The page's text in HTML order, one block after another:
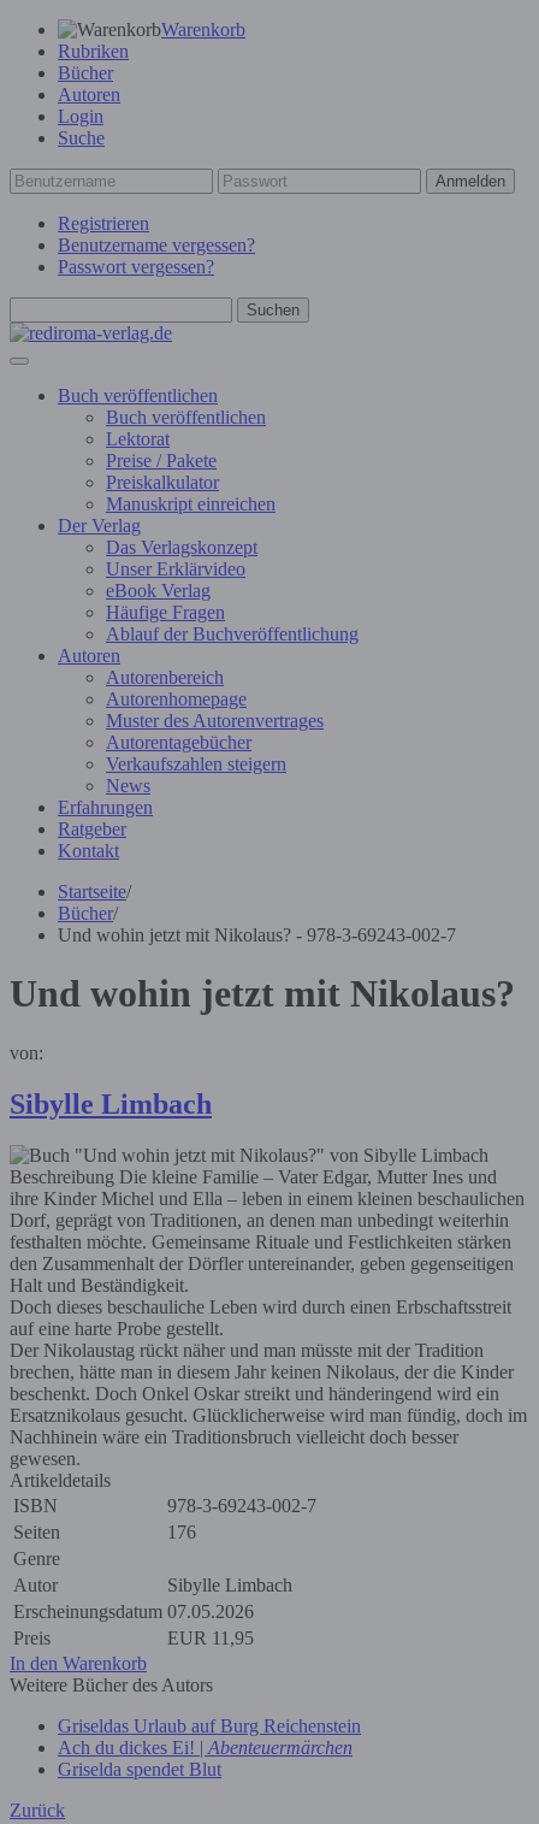
Warenkorb
Rubriken
Bücher
Autoren
Login
Suche
Anmelden
Registrieren
Benutzername vergessen?
Passwort vergessen?
Suchen
Buch veröffentlichen
Buch veröffentlichen
Lektorat
Preise / Pakete
Preiskalkulator
Manuskript einreichen
Der Verlag
Das Verlagskonzept
Unser Erklärvideo
eBook Verlag
Häufige Fragen
Ablauf der Buchveröffentlichung
Autoren
Autorenbereich
Autorenhomepage
Muster des Autorenvertrages
Autorentagebücher
Verkaufszahlen steigern
News
Erfahrungen
Ratgeber
Kontakt
Startseite/
Bücher/
Und wohin jetzt mit Nikolaus? - 978-3-69243-002-7
Und wohin jetzt mit Nikolaus?
von:
Sibylle Limbach
Beschreibung Die kleine Familie – Vater Edgar, Mutter Ines und
ihre Kinder Michel und Ella – leben in einem kleinen beschaulichen
Dorf, geprägt von Traditionen, an denen man unbedingt weiterhin
festhalten möchte. Gemeinsame Rituale und Festlichkeiten stärken
den Zusammenhalt der Dörfler untereinander, geben gegenseitigen
Halt und Beständigkeit.
Doch dieses beschauliche Leben wird durch einen Erbschaftsstreit
auf eine harte Probe gestellt.
Der Nikolaustag rückt näher und man müsste mit der Tradition
brechen, hätte man in diesem Jahr keinen Nikolaus, der die Kinder
beschenkt. Doch Onkel Oskar streikt und händeringend wird ein
Ersatznikolaus gesucht. Glücklicherweise wird man fündig, doch im
Nachhinein wäre ein Traditionsbruch vielleicht doch besser
gewesen.
Artikeldetails
ISBN
978-3-69243-002-7
Seiten
176
Genre
Autor
Sibylle Limbach
Erscheinungsdatum 07.05.2026
Preis
EUR 11,95
In den Warenkorb
Weitere Bücher des Autors
Griseldas Urlaub auf Burg Reichenstein
Ach du dickes Ei! | Abenteuermärchen
Griselda spendet Blut
Zurück